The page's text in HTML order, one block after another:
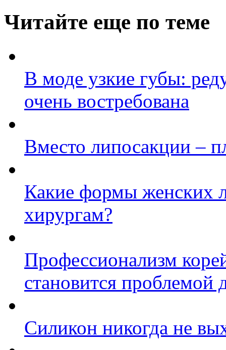
Читайте еще по теме
В моде узкие губы:
очень востребована
Вместо липосакции –
Какие формы женских
хирургам?
Профессионализм
становится проблемой
Силикон никогда не